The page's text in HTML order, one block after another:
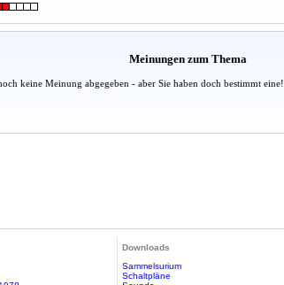
Meinungen zum Thema
keine Meinung abgegeben - aber Sie haben doch bestimmt eine!
Downloads
Sammelsurium
Schaltpläne